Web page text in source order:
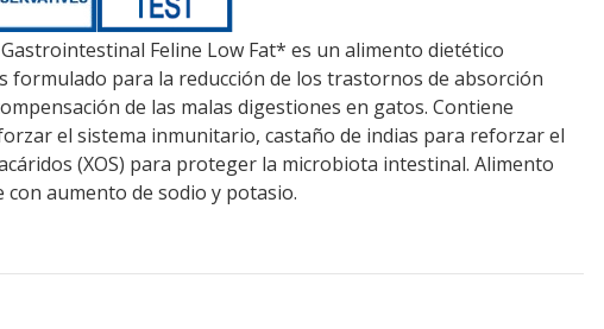
Feline Low Fat* es un alimento dietético
formulado para la reducción de los trastornos de absorción
de las malas digestiones en gatos. Contiene
el sistema inmunitario, castaño de indias para reforzar el
(XOS) para proteger la microbiota intestinal. Alimento
aumento de sodio y potasio.